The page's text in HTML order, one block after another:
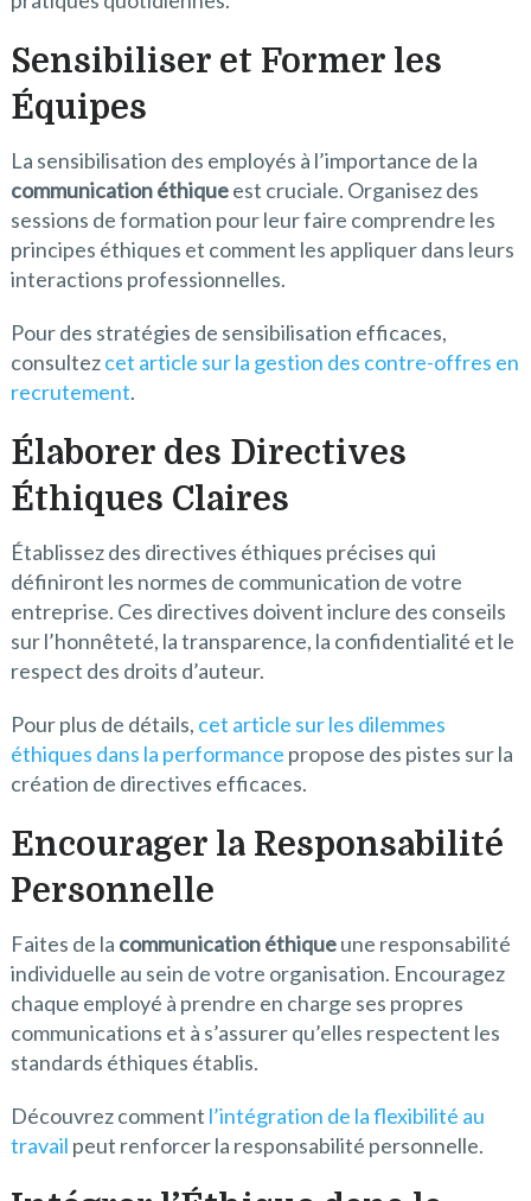
Sensibiliser et Former les
Équipes
La sensibilisation des employés à l’importance de la
communication éthiqueest cruciale. Organisez des
sessions de formation pour leur faire comprendre les
principes éthiques et comment les appliquer dans leurs
interactions professionnelles.
Pour des stratégies de sensibilisation efficaces,
consultezcet article sur la gestion des contre-offres en
recrutement.
Élaborer des Directives
Éthiques Claires
Établissez des directives éthiques précises qui
définiront les normes de communication de votre
entreprise. Ces directives doivent inclure des conseils
sur l’honnêteté, la transparence, la confidentialité et le
respect des droits d’auteur.
Pour plus de détails, cet article sur les dilemmes
éthiques dans la performance propose des pistes sur la
création de directives efficaces.
Encourager la Responsabilité
Personnelle
Faites de la communication éthiqueune responsabilité
individuelle au sein de votre organisation. Encouragez
chaque employé à prendre en charge ses propres
communications et à s’assurer qu’elles respectent les
standards éthiques établis.
Découvrez comment l’intégration de la flexibilité au
travail peut renforcer la responsabilité personnelle.